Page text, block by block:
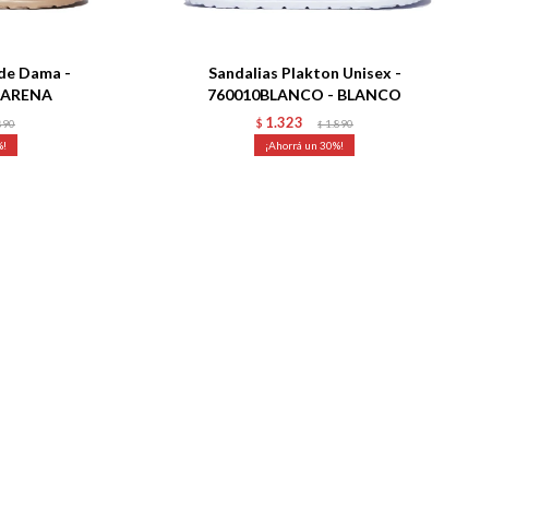
Dama -
Sandalias Plakton Unisex -
760010BLANCO - BLANCO
$ 1.323 $ 1.890
30